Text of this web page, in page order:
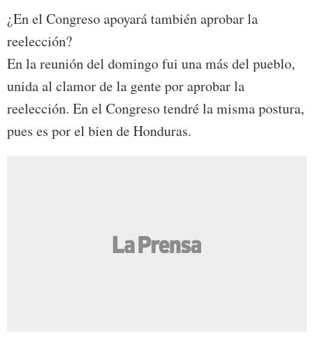
¿En el Congreso apoyará también aprobar la
reelección?
En la reunión del domingo fui una más del pueblo,
unida al clamor de la gente por aprobar la
reelección. En el Congreso tendré la misma postura,
pues es por el bien de Honduras.